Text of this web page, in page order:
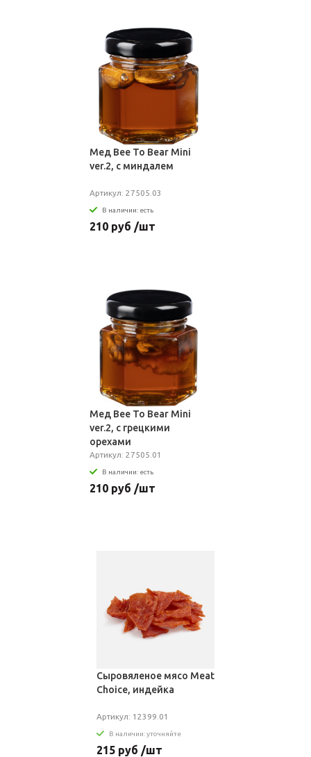
Мед Bee To Bear Mini
ver.2, с миндалем
Артикул: 27505.03
В наличии: есть
210 руб /шт
Мед Bee To Bear Mini
ver.2, с грецкими
орехами
Артикул: 27505.01
В наличии: есть
210 руб /шт
Сыровяленое мясо Meat
Choice, индейка
Артикул: 12399.01
В наличии: уточняйте
215 руб /шт